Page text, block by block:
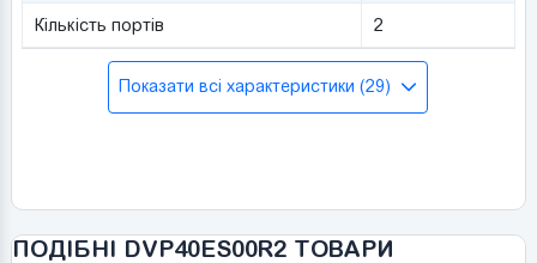
Кількість портів 2
Показати всі характеристики (29)
ПОДІБНІ DVP40ES00R2 ТОВАРИ